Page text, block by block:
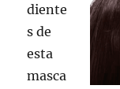
diente
s de
esta
masca